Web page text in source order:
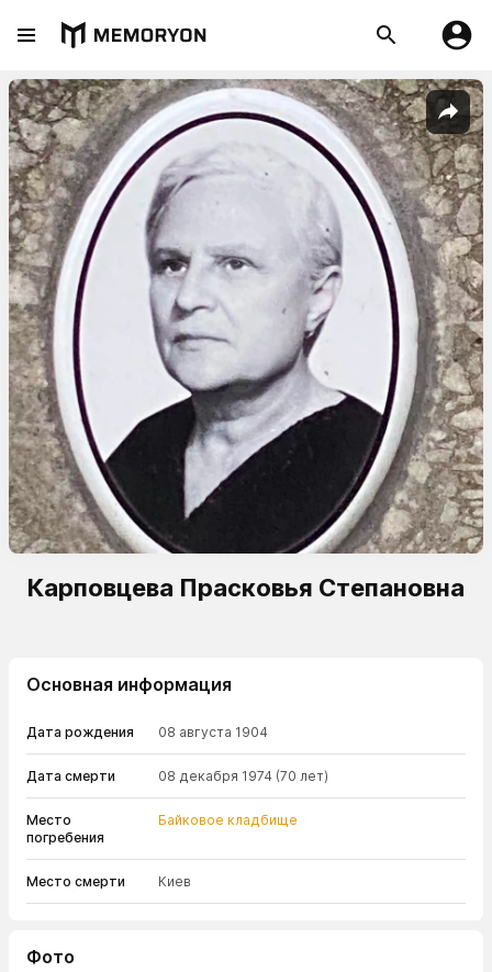
Карповцева Прасковья Степановна
Основная информация
Дата рождения 08 августа 1904
Дата смерти 08 декабря 1974 (70 лет)
Место
погребения
Байковое кладбище
Место смерти Киев
Фото